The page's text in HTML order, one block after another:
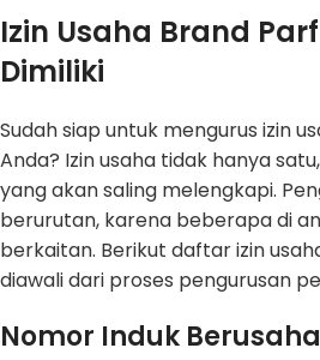
Izin Usaha Brand
Dimiliki
Sudah siap untuk mengurus izin
Anda? Izin usaha tidak hanya
yang akan saling melengkapi.
berurutan, karena beberapa di
berkaitan. Berikut daftar izin
diawali dari proses pengurusan
Nomor Induk